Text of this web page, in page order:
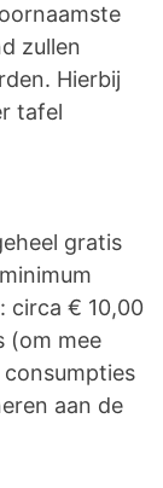
zullen
Hierbij
tafel
gratis
circa € 10,00
(om mee
aan de